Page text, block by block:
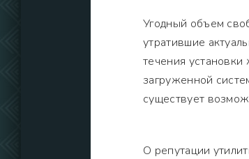
Угодный объем
утратившие
течения
загруженной
существует
О репутации